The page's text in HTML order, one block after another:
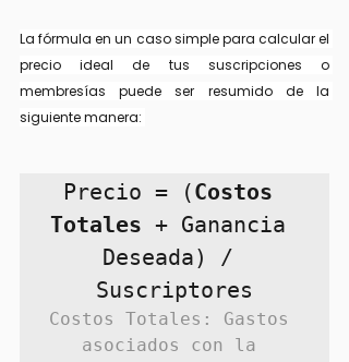
La fórmula en un caso simple para calcular el
precio ideal de tus suscripciones o
membresías puede ser resumido de la
siguiente manera:
Precio = (Costos
Totales + Ganancia
Deseada) /
Costos Totales: Gastos
asociados con la